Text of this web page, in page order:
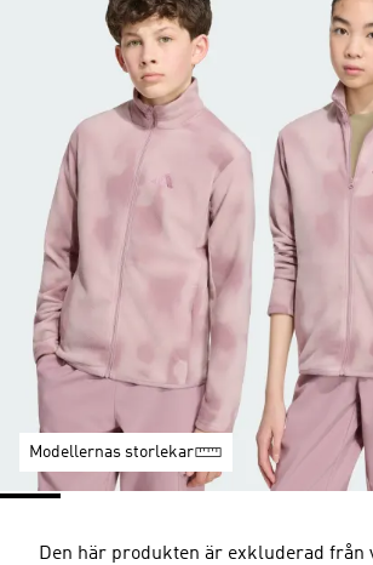
Modellernas storlekar
Den här produkten är exkluderad från